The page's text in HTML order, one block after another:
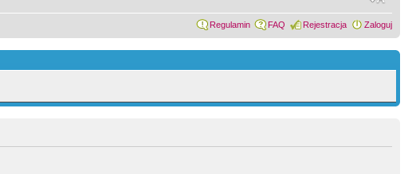
Regulamin FAQ Rejestracja Zaloguj